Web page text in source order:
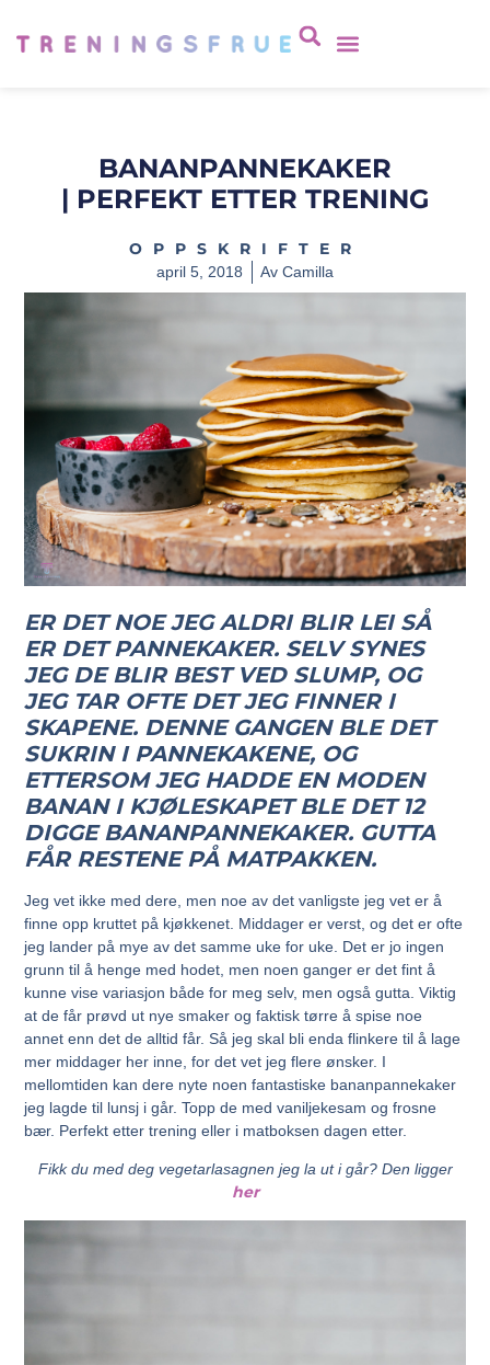
BANANPANNEKAKER
| PERFEKT ETTER TRENING
OPPSKRIFTER
april 5, 2018 Av Camilla
ER DET NOE JEG ALDRI BLIR LEI SÅ
ER DET PANNEKAKER. SELV SYNES
JEG DE BLIR BEST VED SLUMP, OG
JEG TAR OFTE DET JEG FINNER I
SKAPENE. DENNE GANGEN BLE DET
SUKRIN I PANNEKAKENE, OG
ETTERSOM JEG HADDE EN MODEN
BANAN I KJØLESKAPET BLE DET 12
DIGGE BANANPANNEKAKER. GUTTA
FÅR RESTENE PÅ MATPAKKEN.
Jeg vet ikke med dere, men noe av det vanligste jeg vet er å
finne opp kruttet på kjøkkenet. Middager er verst, og det er ofte
jeg lander på mye av det samme uke for uke. Det er jo ingen
grunn til å henge med hodet, men noen ganger er det fint å
kunne vise variasjon både for meg selv, men også gutta. Viktig
at de får prøvd ut nye smaker og faktisk tørre å spise noe
annet enn det de alltid får. Så jeg skal bli enda flinkere til å lage
mer middager her inne, for det vet jeg flere ønsker. I
mellomtiden kan dere nyte noen fantastiske bananpannekaker
jeg lagde til lunsj i går. Topp de med vaniljekesam og frosne
bær. Perfekt etter trening eller i matboksen dagen etter.
Fikk du med deg vegetarlasagnen jeg la ut i går? Den ligger
her